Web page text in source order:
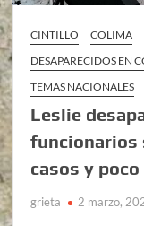
CINTILLO COLIMA
DESAPARECIDOS EN
TEMAS NACIONALES
Leslie
funcionarios
casos y
grieta 2 marzo,